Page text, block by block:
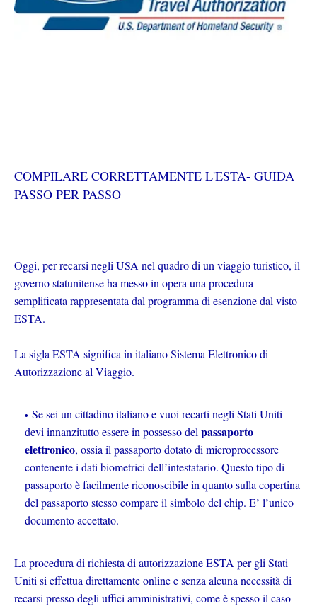
COMPILARE CORRETTAMENTE L'ESTA- GUIDA
PASSO PER PASSO
Oggi, per recarsi negli USA nel quadro di un viaggio turistico, il
governo statunitense ha messo in opera una procedura
semplificata rappresentata dal programma di esenzione dal visto
ESTA.
La sigla ESTA significa in italiano Sistema Elettronico di
Autorizzazione al Viaggio.
Se sei un cittadino italiano e vuoi recarti negli Stati Uniti
devi innanzitutto essere in possesso del passaporto
elettronico, ossia il passaporto dotato di microprocessore
contenente i dati biometrici dell’intestatario. Questo tipo di
passaporto è facilmente riconoscibile in quanto sulla copertina
del passaporto stesso compare il simbolo del chip. E’ l’unico
documento accettato.
La procedura di richiesta di autorizzazione ESTA per gli Stati
Uniti si effettua direttamente online e senza alcuna necessità di
recarsi presso degli uffici amministrativi, come è spesso il caso